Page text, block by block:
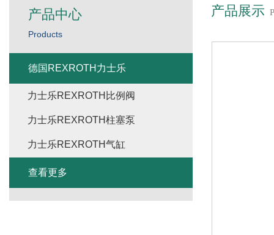
产品展示
产品中心
Products
德国REXROTH力士乐
力士乐REXROTH比例阀
力士乐REXROTH柱塞泵
力士乐REXROTH气缸
查看更多